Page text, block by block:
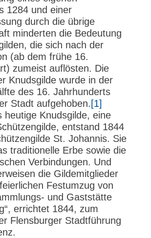
1284 und einer
durch die übrige
minderten die Bedeutung
die sich nach der
(ab dem frühe 16.
zumeist auflösten. Die
Knudsgilde wurde in der
des 16. Jahrhunderts
Stadt aufgehoben. [1]
heutige Knudsgilde, eine
entstand 1844
St. Johannis. Sie
traditionelle Erbe sowie die
Verbindungen. Und
die Gildemitglieder
Festumzug von
und Gaststätte
errichtet 1844, zum
Flensburger Stadtführung